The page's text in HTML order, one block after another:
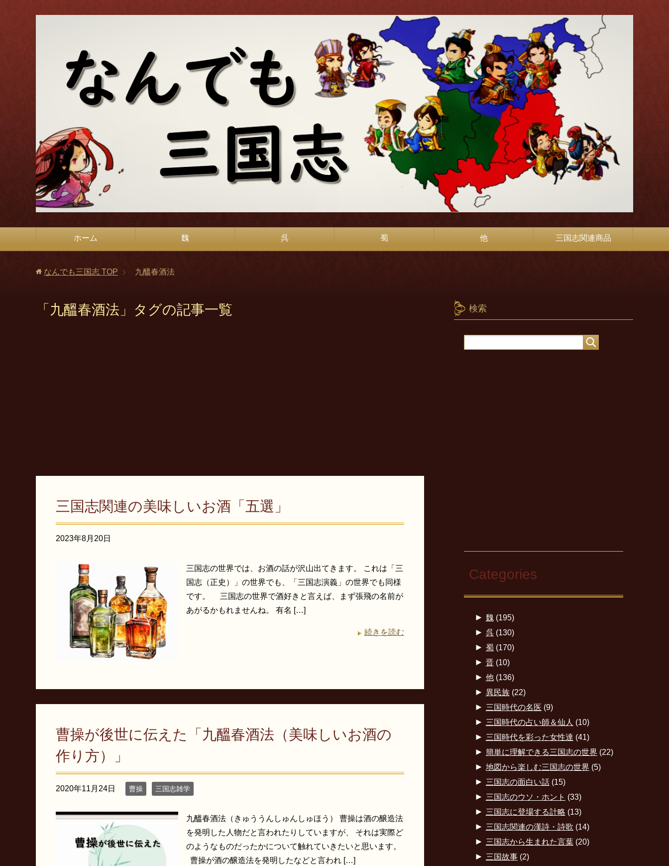
ホーム 魏 呉 蜀 他 三国志関連商品
なんでも三国志 TOP 九醞春酒法
「九醞春酒法」タグの記事一覧
三国志関連の美味しいお酒「五選」
2023年8月20日
三国志の世界では、お酒の話が沢山出てきます。 これは「三
国志（正史）」の世界でも、「三国志演義」の世界でも同様
です。 三国志の世界で酒好きと言えば、まず張飛の名前が
あがるかもれませんね。 有名 […]
続きを読む
曹操が後世に伝えた「九醞春酒法（美味しいお酒の
作り方）」
2020年11月24日 曹操 三国志雑学
九醞春酒法（きゅううんしゅんしゅほう） 曹操は酒の醸造法
を発明した人物だと言われたりしていますが、 それは実際ど
のようなものだったかについて触れていきたいと思います。
曹操が酒の醸造法を発明したなどと言われ […]
検索
Categories
► 魏 (195)
► 呉(130)
► 蜀 (170)
► 晋(10)
► 他(136)
► 異民族(22)
► 三国時代の名医 (9)
► 三国時代の占い師＆仙人 (10)
► 三国時代を彩った女性達 (41)
► 簡単に理解できる三国志の世界 (22)
► 地図から楽しむ三国志の世界 (5)
► 三国志の面白い話(15)
► 三国志のウソ・ホント (33)
► 三国志に登場する計略 (13)
► 三国志関連の漢詩・詩歌 (14)
► 三国志から生まれた言葉(20)
► 三国故事(2)